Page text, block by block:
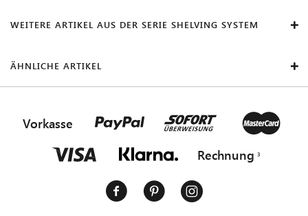
WEITERE ARTIKEL AUS DER SERIE SHELVING SYSTEM
ÄHNLICHE ARTIKEL
Vorkasse
Rechnung